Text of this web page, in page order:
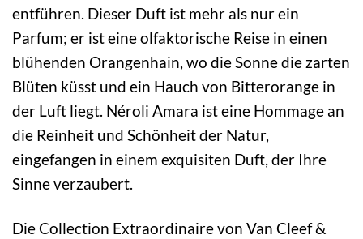
entführen. Dieser Duft ist mehr als nur ein
Parfum; er ist eine olfaktorische Reise in einen
blühenden Orangenhain, wo die Sonne die zarten
Blüten küsst und ein Hauch von Bitterorange in
der Luft liegt. Néroli Amara ist eine Hommage an
die Reinheit und Schönheit der Natur,
eingefangen in einem exquisiten Duft, der Ihre
Sinne verzaubert.
Die Collection Extraordinaire von Van Cleef &